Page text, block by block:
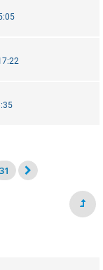
31